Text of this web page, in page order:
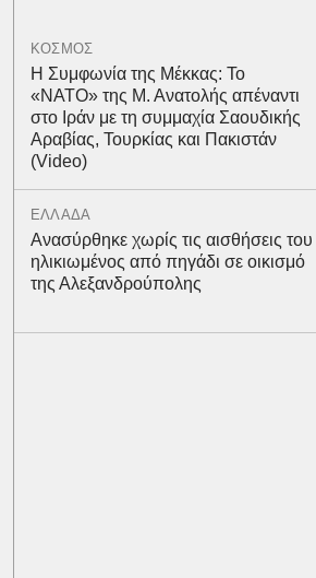
ΚΟΣΜΟΣ
Η Συμφωνία της Μέκκας: Το
«ΝΑΤΟ» της Μ. Ανατολής απέναντι
στο Ιράν με τη συμμαχία Σαουδικής
Αραβίας, Τουρκίας και Πακιστάν
(Video)
ΕΛΛΑΔΑ
Ανασύρθηκε χωρίς τις αισθήσεις του
ηλικιωμένος από πηγάδι σε οικισμό
της Αλεξανδρούπολης